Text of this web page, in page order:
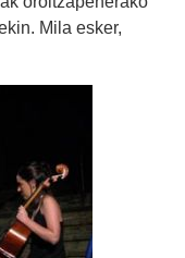
Mila esker,